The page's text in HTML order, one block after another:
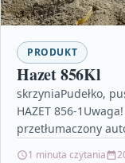
PRODUKT
Hazet 856Kl
skrzyniaPudełko,
HAZET 856-
przetłumaczony
1 minuta czytania